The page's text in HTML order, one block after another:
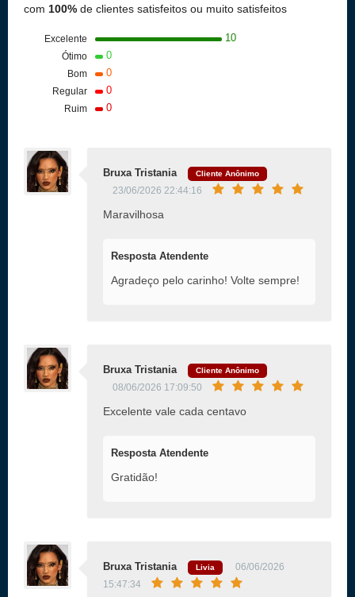
com 100% de clientes satisfeitos ou muito satisfeitos
Excelente 10
Ótimo 0
Bom 0
Regular 0
Ruim 0
Bruxa Tristania Cliente Anônimo
23/06/2026 22:44:16
Maravilhosa
Resposta Atendente
Agradeço pelo carinho! Volte sempre!
Bruxa Tristania Cliente Anônimo
08/06/2026 17:09:50
Excelente vale cada centavo
Resposta Atendente
Gratidão!
Bruxa Tristania Livia
06/06/2026
15:47:34